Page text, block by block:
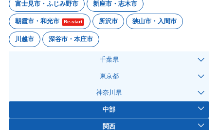
富士見市・ふじみ野市 新座市・志木市
朝霞市・和光市 Re-start 所沢市 狭山市・入間市
川越市 深谷市・本庄市
千葉県
東京都
神奈川県
中部
関西